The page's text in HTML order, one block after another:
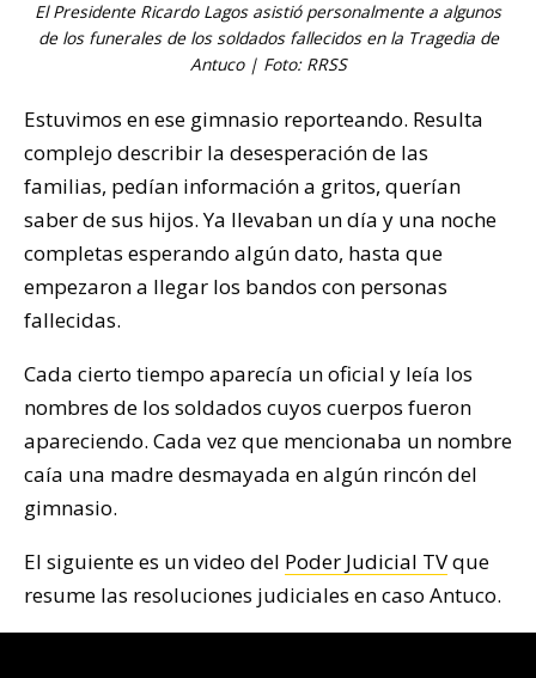
El Presidente Ricardo Lagos asistió personalmente a algunos
de los funerales de los soldados fallecidos en la Tragedia de
Antuco | Foto: RRSS
Estuvimos en ese gimnasio reporteando. Resulta
complejo describir la desesperación de las
familias, pedían información a gritos, querían
saber de sus hijos. Ya llevaban un día y una noche
completas esperando algún dato, hasta que
empezaron a llegar los bandos con personas
fallecidas.
Cada cierto tiempo aparecía un oficial y leía los
nombres de los soldados cuyos cuerpos fueron
apareciendo. Cada vez que mencionaba un nombre
caía una madre desmayada en algún rincón del
gimnasio.
El siguiente es un video del Poder Judicial TVque
resume las resoluciones judiciales en caso Antuco.